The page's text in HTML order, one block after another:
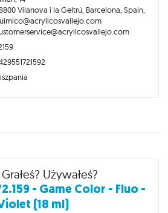
Vilanova i la Geltrú, Barcelona, Spain,
Używałeś?
- Game Color - Fluo -
(18 ml)